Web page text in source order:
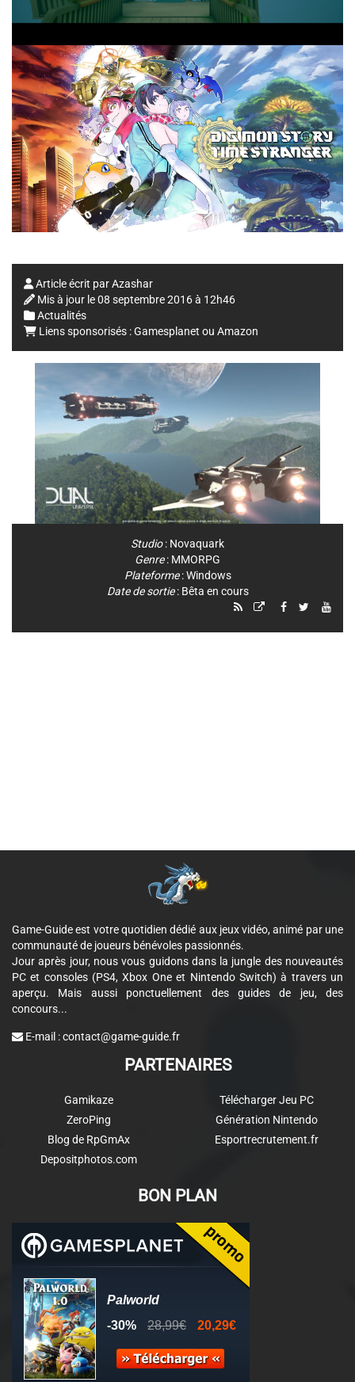
Article écrit parAzashar
Mis à jour le08 septembre 2016 à 12h46
Actualités
Liens sponsorisés :Gamesplanet ou Amazon
Studio: Novaquark
Genre: MMORPG
Plateforme:Windows
Date de sortie: Bêta en cours
Game-Guide est votre quotidien dédié aux jeux vidéo, animé par une
communauté de joueurs bénévoles passionnés.
Jour après jour, nous vous guidons dans la jungle des nouveautés
PC et consoles (PS4, Xbox One et Nintendo Switch) à travers un
aperçu. Mais aussi ponctuellement des guides de jeu, des
concours...
E-mail :contact@game-guide.fr
PARTENAIRES
Gamikaze
ZeroPing
Blog de RpGmAx
Depositphotos.com
Télécharger Jeu PC
Génération Nintendo
Esportrecrutement.fr
BON PLAN